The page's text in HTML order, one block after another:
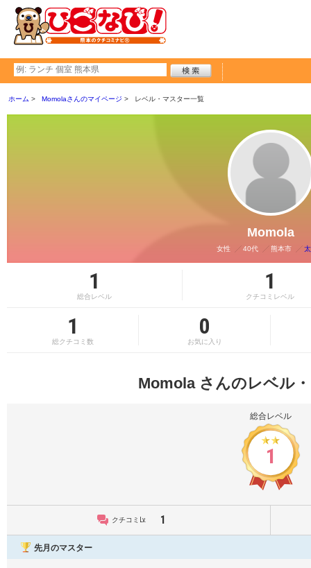
ホーム Momolaさんのマイページ レベル・マスター一覧
Momola
女性 40代 熊本市
1
総合レベル
1
クチコミレベル
1
総クチコミ数
0
お気に入り
Momola さんのレベル
総合レベル
1
クチコミLv. 1
先月のマスター